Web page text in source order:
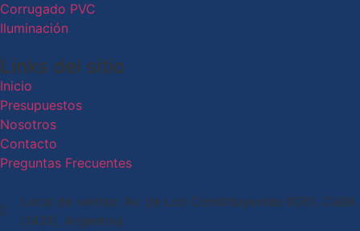
Corrugado PVC
Iluminación
Links del sitio
Inicio
Presupuestos
Nosotros
Contacto
Preguntas Frecuentes
Local de ventas: Av. de Los Constituyentes 6061, CaBA
(1431), Argentina